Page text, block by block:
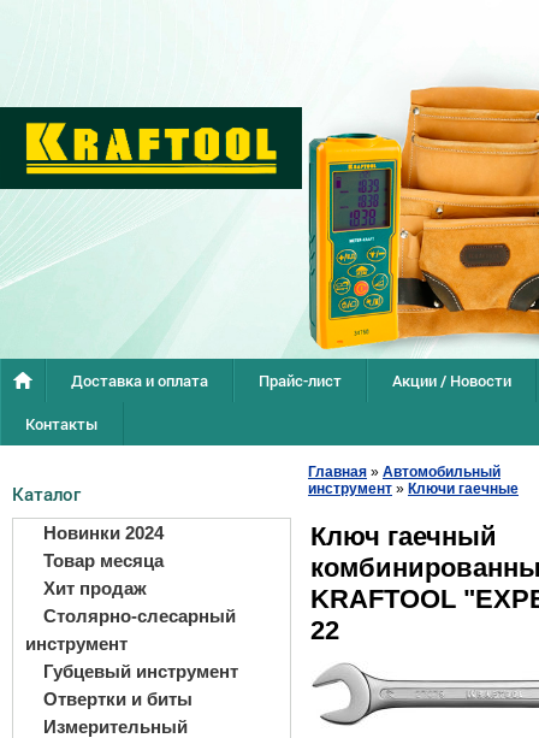
Доставка и оплата Прайс-лист
Акции / Новости
Контакты
Каталог
Новинки 2024
Товар месяца
Хит продаж
Столярно-слесарный
инструмент
Губцевый инструмент
Отвертки и биты
Измерительный
Главная » Автомобильный
инструмент » Ключи гаечные
Ключ гаечный
KRAFTOOL
22